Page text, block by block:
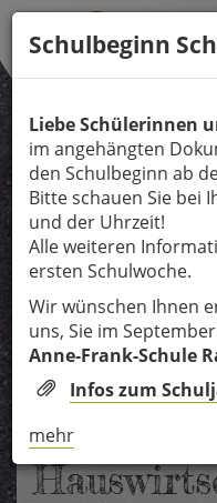
Direkt
zum
Inhalt
Profil:
Schulbeginn
Liebe Schülerinnen
im angehängten
den Schulbeginn ab
Bitte schauen Sie bei
und der Uhrzeit!
Alle weiteren
ersten Schulwoche.
Wir wünschen Ihnen
uns, Sie im
Anne-Frank-Schule
Infos zum
mehr